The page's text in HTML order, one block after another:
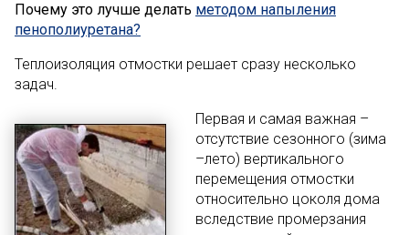
Почему это лучше делать методом напыления
пенополиуретана?
Теплоизоляция отмостки решает сразу несколько
задач.
Первая и самая важная –
отсутствие сезонного (зима
–лето) вертикального
перемещения отмостки
относительно цоколя дома
вследствие промерзания